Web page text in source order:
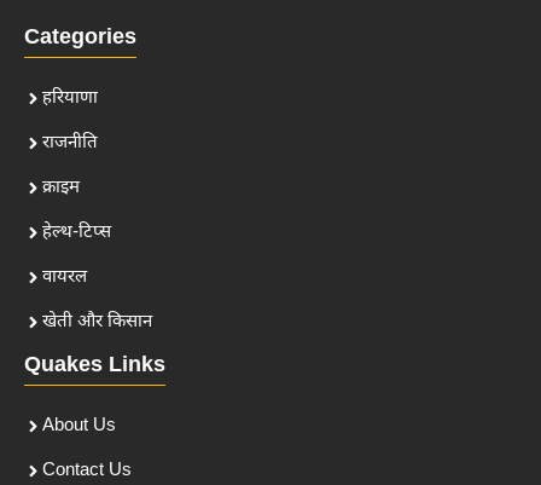
Categories
हरियाणा
राजनीति
क्राइम
हेल्थ-टिप्स
वायरल
खेती और किसान
Quakes Links
About Us
Contact Us